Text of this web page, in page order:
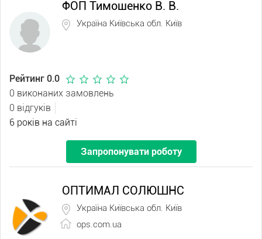
ФОП Тимошенко В. В.
Україна Київська обл. Київ
Рейтинг 0.0
0 виконаних замовлень
0 відгуків
6 років на сайті
Запропонувати роботу
ОПТИМАЛ СОЛЮШНС
Україна Київська обл. Київ
ops.com.ua